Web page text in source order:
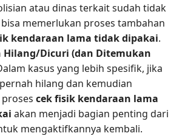
atau dinas terkait sudah tidak
memerlukan proses tambahan
kendaraan lama tidak dipakai.
Hilang/Dicuri (dan Ditemukan
kasus yang lebih spesifik, jika
hilang dan kemudian
cek fisik kendaraan lama
akan menjadi bagian penting dari
mengaktifkannya kembali.